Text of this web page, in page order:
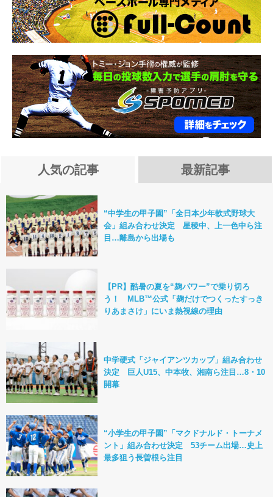
人気の記事 最新記事
“中学生の甲子園”「全日本少年軟式野球大
会」組み合わせ決定 星稜中、上一色中ら注
目…離島から出場も
【PR】酷暑の夏を“麹パワー”で乗り切ろ
う！ MLB™公式「麹だけでつくったすっき
りあまさけ」にいま熱視線の理由
中学硬式「ジャイアンツカップ」組み合わせ
決定 巨人U15、中本牧、湘南ら注目…8・10
開幕
“小学生の甲子園”「マクドナルド・トーナメ
ント」組み合わせ決定 53チーム出場…史上
最多狙う長曽根ら注目